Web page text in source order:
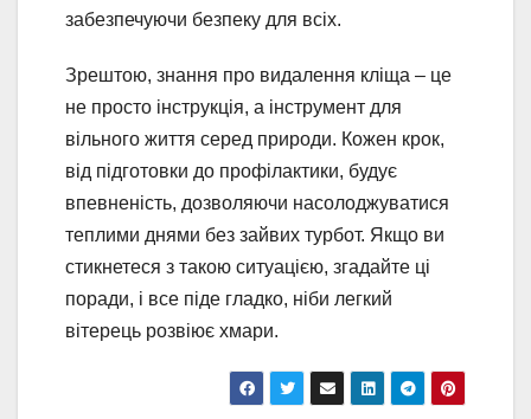
забезпечуючи безпеку для всіх.
Зрештою, знання про видалення кліща – це
не просто інструкція, а інструмент для
вільного життя серед природи. Кожен крок,
від підготовки до профілактики, будує
впевненість, дозволяючи насолоджуватися
теплими днями без зайвих турбот. Якщо ви
стикнетеся з такою ситуацією, згадайте ці
поради, і все піде гладко, ніби легкий
вітерець розвіює хмари.